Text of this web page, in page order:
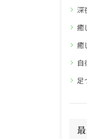
深
癒
癒
自
足